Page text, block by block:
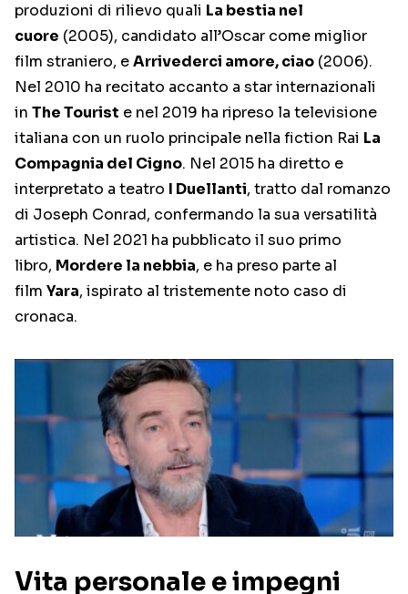
produzioni di rilievo quali La bestia nel
cuore (2005), candidato all’Oscar come miglior
film straniero, eArrivederci amore, ciao (2006).
Nel 2010 ha recitato accanto a star internazionali
in The Tourist e nel 2019 ha ripreso la televisione
italiana con un ruolo principale nella fiction Rai La
Compagnia del Cigno. Nel 2015 ha diretto e
interpretato a teatro I Duellanti, tratto dal romanzo
di Joseph Conrad, confermando la sua versatilità
artistica. Nel 2021 ha pubblicato il suo primo
libro, Mordere la nebbia, e ha preso parte al
film Yara, ispirato al tristemente noto caso di
cronaca.
Vita personale e impegni